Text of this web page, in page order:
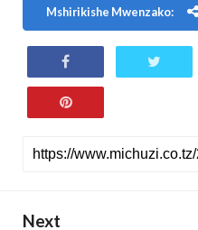
Mshirikishe Mwenzako:
Next